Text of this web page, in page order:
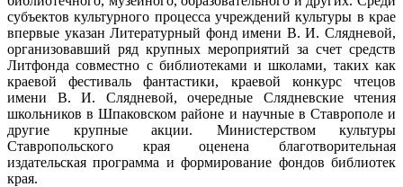
субъектов культурного процесса учреждений культуры в крае
впервые указан Литературный фонд имени В. И. Слядневой,
организовавший ряд крупных мероприятий за счет средств
Литфонда совместно с библиотеками и школами, таких как
краевой фестиваль фантастики, краевой конкурс чтецов
имени В. И. Слядневой, очередные Слядневские чтения
школьников в Шпаковском районе и научные в Ставрополе и
другие крупные акции. Министерством культуры
Ставропольского края оценена благотворительная
издательская программа и формирование фондов библиотек
края.